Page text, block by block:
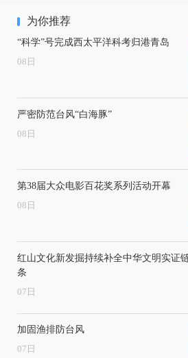
为你推荐
“科学”号完成西太平洋科考归港青岛
08 日
严密防范台风“白海豚”
08 日
第38届大众电影百花奖系列活动开幕
08 日
红山文化新发掘持续补全中华文明实证
条
07 日
加固渔排防台风
07 日